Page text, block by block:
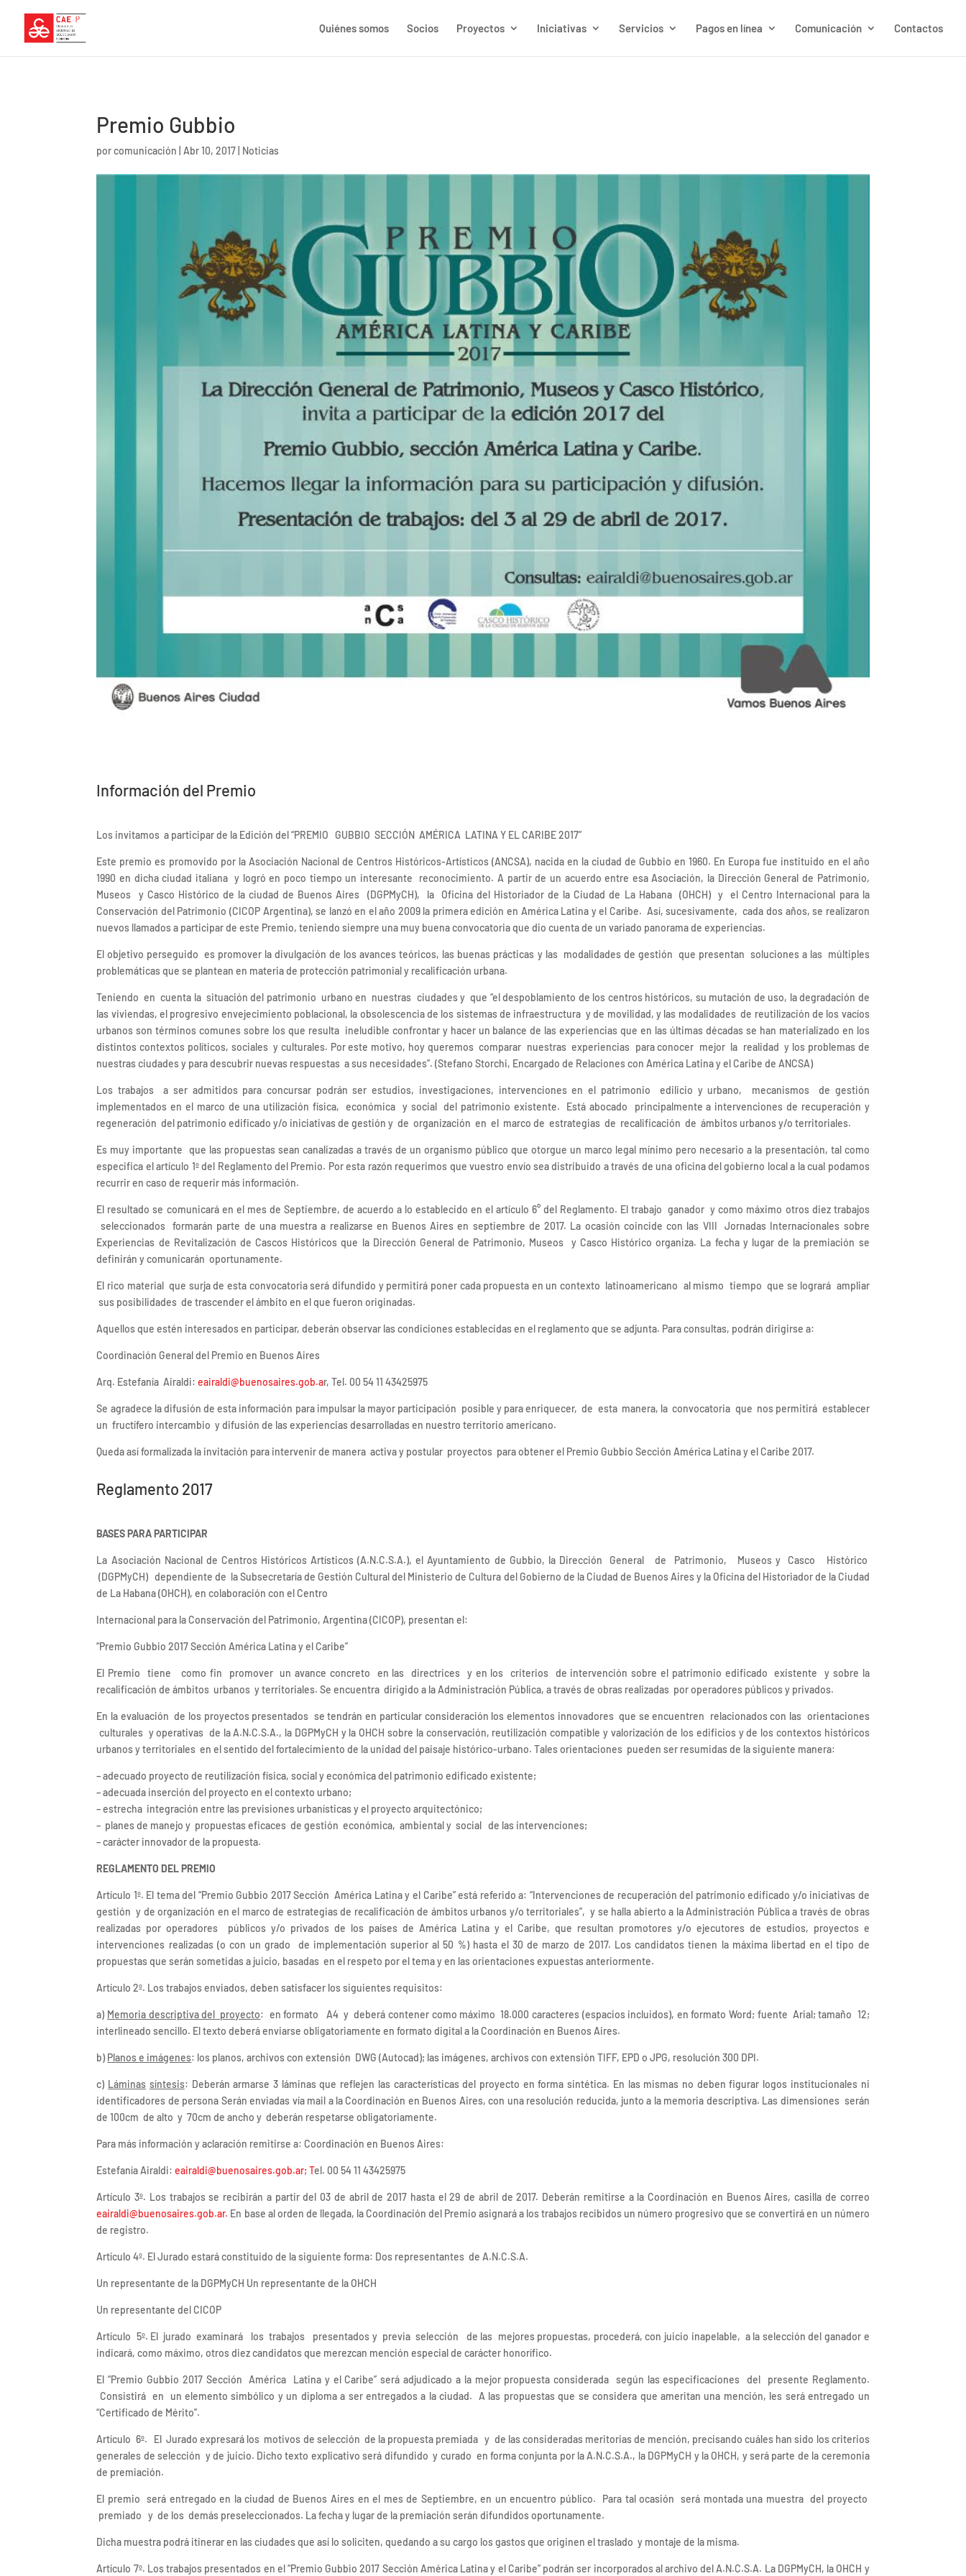
Quiénes somos Socios Proyectos Iniciativas Servicios Pagos en línea Comunicación Contactos
Premio Gubbio
porcomunicación |Abr 10, 2017 Noticias
Información del Premio
Los invitamos a participar de la Edición del “PREMIO GUBBIO SECCIÓN AMÉRICA LATINA Y EL CARIBE 2017”
Este premio es promovido por la Asociación Nacional de Centros Históricos-Artísticos (ANCSA), nacida en la ciudad de Gubbio en 1960. En Europa fue instituido en el año
1990 en dicha ciudad italiana y logró en poco tiempo un interesante reconocimiento. A partir de un acuerdo entre esa Asociación, la Dirección General de Patrimonio,
Museos y Casco Histórico de la ciudad de Buenos Aires (DGPMyCH), la Oficina del Historiador de la Ciudad de La Habana (OHCH) y el Centro Internacional para la
Conservación del Patrimonio (CICOP Argentina), se lanzó en el año 2009 la primera edición en América Latina y el Caribe. Así, sucesivamente, cada dos años, se realizaron
nuevos llamados a participar de este Premio, teniendo siempre una muy buena convocatoria que dio cuenta de un variado panorama de experiencias.
El objetivo perseguido es promover la divulgación de los avances teóricos, las buenas prácticas y las modalidades de gestión que presentan soluciones a las múltiples
problemáticas que se plantean en materia de protección patrimonial y recalificación urbana.
Teniendo en cuenta la situación del patrimonio urbano en nuestras ciudades y que “el despoblamiento de los centros históricos, su mutación de uso, la degradación de
las viviendas, el progresivo envejecimiento poblacional, la obsolescencia de los sistemas de infraestructura y de movilidad, y las modalidades de reutilización de los vacíos
urbanos son términos comunes sobre los que resulta ineludible confrontar y hacer un balance de las experiencias que en las últimas décadas se han materializado en los
distintos contextos políticos, sociales y culturales. Por este motivo, hoy queremos comparar nuestras experiencias para conocer mejor la realidad y los problemas de
nuestras ciudades y para descubrir nuevas respuestas a sus necesidades”. (Stefano Storchi, Encargado de Relaciones con América Latina y el Caribe de ANCSA)
Los trabajos a ser admitidos para concursar podrán ser estudios, investigaciones, intervenciones en el patrimonio edilicio y urbano, mecanismos de gestión
implementados en el marco de una utilización física, económica y social del patrimonio existente. Está abocado principalmente a intervenciones de recuperación y
regeneración del patrimonio edificado y/o iniciativas de gestión y de organización en el marco de estrategias de recalificación de ámbitos urbanos y/o territoriales.
Es muy importante que las propuestas sean canalizadas a través de un organismo público que otorgue un marco legal mínimo pero necesario a la presentación, tal como
especifica el artículo 1º del Reglamento del Premio. Por esta razón requerimos que vuestro envío sea distribuido a través de una oficina del gobierno local a la cual podamos
recurrir en caso de requerir más información.
El resultado se comunicará en el mes de Septiembre, de acuerdo a lo establecido en el artículo 6° del Reglamento. El trabajo ganador y como máximo otros diez trabajos
seleccionados formarán parte de una muestra a realizarse en Buenos Aires en septiembre de 2017. La ocasión coincide con las VIII Jornadas Internacionales sobre
Experiencias de Revitalización de Cascos Históricos que la Dirección General de Patrimonio, Museos y Casco Histórico organiza. La fecha y lugar de la premiación se
definirán y comunicarán oportunamente.
El rico material que surja de esta convocatoria será difundido y permitirá poner cada propuesta en un contexto latinoamericano al mismo tiempo que se logrará ampliar
sus posibilidades de trascender el ámbito en el que fueron originadas.
Aquellos que estén interesados en participar, deberán observar las condiciones establecidas en el reglamento que se adjunta. Para consultas, podrán dirigirse a:
Coordinación General del Premio en Buenos Aires
Arq. Estefanía Airaldi:eairaldi@buenosaires.gob.ar, Tel. 00 54 11 43425975
Se agradece la difusión de esta información para impulsar la mayor participación posible y para enriquecer, de esta manera, la convocatoria que nos permitirá establecer
un fructífero intercambio y difusión de las experiencias desarrolladas en nuestro territorio americano.
Queda así formalizada la invitación para intervenir de manera activa y postular proyectos para obtener el Premio Gubbio Sección América Latina y el Caribe 2017.
Reglamento 2017
BASES PARA PARTICIPAR
La Asociación Nacional de Centros Históricos Artísticos (A.N.C.S.A.), el Ayuntamiento de Gubbio, la Dirección General de Patrimonio, Museos y Casco Histórico
(DGPMyCH) dependiente de la Subsecretaría de Gestión Cultural del Ministerio de Cultura del Gobierno de la Ciudad de Buenos Aires y la Oficina del Historiador de la Ciudad
de La Habana (OHCH), en colaboración con el Centro
Internacional para la Conservación del Patrimonio, Argentina (CICOP), presentan el:
“Premio Gubbio 2017 Sección América Latina y el Caribe”
El Premio tiene como fin promover un avance concreto en las directrices y en los criterios de intervención sobre el patrimonio edificado existente y sobre la
recalificación de ámbitos urbanos y territoriales. Se encuentra dirigido a la Administración Pública, a través de obras realizadas por operadores públicos y privados.
En la evaluación de los proyectos presentados se tendrán en particular consideración los elementos innovadores que se encuentren relacionados con las orientaciones
culturales y operativas de la A.N.C.S.A., la DGPMyCH y la OHCH sobre la conservación, reutilización compatible y valorización de los edificios y de los contextos históricos
urbanos y territoriales en el sentido del fortalecimiento de la unidad del paisaje histórico-urbano. Tales orientaciones pueden ser resumidas de la siguiente manera:
– adecuado proyecto de reutilización física, social y económica del patrimonio edificado existente;
– adecuada inserción del proyecto en el contexto urbano;
– estrecha integración entre las previsiones urbanísticas y el proyecto arquitectónico;
– planes de manejo y propuestas eficaces de gestión económica, ambiental y social de las intervenciones;
– carácter innovador de la propuesta.
REGLAMENTO DEL PREMIO
Artículo 1º. El tema del “Premio Gubbio 2017 Sección América Latina y el Caribe” está referido a: “Intervenciones de recuperación del patrimonio edificado y/o iniciativas de
gestión y de organización en el marco de estrategias de recalificación de ámbitos urbanos y/o territoriales”, y se halla abierto a la Administración Pública a través de obras
realizadas por operadores públicos y/o privados de los países de América Latina y el Caribe, que resultan promotores y/o ejecutores de estudios, proyectos e
intervenciones realizadas (o con un grado de implementación superior al 50 %) hasta el 30 de marzo de 2017. Los candidatos tienen la máxima libertad en el tipo de
propuestas que serán sometidas a juicio, basadas en el respeto por el tema y en las orientaciones expuestas anteriormente.
Artículo 2º. Los trabajos enviados, deben satisfacer los siguientes requisitos:
a) Memoria descriptiva del proyecto: en formato A4 y deberá contener como máximo 18.000 caracteres (espacios incluidos), en formato Word; fuente Arial; tamaño 12;
interlineado sencillo. El texto deberá enviarse obligatoriamente en formato digital a la Coordinación en Buenos Aires.
b) Planose imágenes: los planos, archivos con extensión DWG (Autocad); las imágenes, archivos con extensión TIFF, EPD o JPG, resolución 300 DPI.
c) Láminas síntesis: Deberán armarse 3 láminas que reflejen las características del proyecto en forma sintética. En las mismas no deben figurar logos institucionales ni
identificadores de persona Serán enviadas vía mail a la Coordinación en Buenos Aires, con una resolución reducida, junto a la memoria descriptiva. Las dimensiones serán
de 100cm de alto y 70cm de ancho y deberán respetarse obligatoriamente.
Para más información y aclaración remitirse a: Coordinación en Buenos Aires:
Estefanía Airaldi:eairaldi@buenosaires.gob.ar; Tel. 00 54 11 43425975
Artículo 3º. Los trabajos se recibirán a partir del 03 de abril de 2017 hasta el 29 de abril de 2017. Deberán remitirse a la Coordinación en Buenos Aires, casilla de correo
eairaldi@buenosaires.gob.ar. En base al orden de llegada, la Coordinación del Premio asignará a los trabajos recibidos un número progresivo que se convertirá en un número
de registro.
Artículo 4º. El Jurado estará constituido de la siguiente forma: Dos representantes de A.N.C.S.A.
Un representante de la DGPMyCH Un representante de la OHCH
Un representante del CICOP
Artículo 5º. El jurado examinará los trabajos presentados y previa selección de las mejores propuestas, procederá, con juicio inapelable, a la selección del ganador e
indicará, como máximo, otros diez candidatos que merezcan mención especial de carácter honorífico.
El “Premio Gubbio 2017 Sección América Latina y el Caribe” será adjudicado a la mejor propuesta considerada según las especificaciones del presente Reglamento.
Consistirá en un elemento simbólico y un diploma a ser entregados a la ciudad. A las propuestas que se considera que ameritan una mención, les será entregado un
“Certificado de Mérito”.
Artículo 6º. El Jurado expresará los motivos de selección de la propuesta premiada y de las consideradas meritorias de mención, precisando cuáles han sido los criterios
generales de selección y de juicio. Dicho texto explicativo será difundido y curado en forma conjunta por la A.N.C.S.A., la DGPMyCH y la OHCH, y será parte de la ceremonia
de premiación.
El premio será entregado en la ciudad de Buenos Aires en el mes de Septiembre, en un encuentro público. Para tal ocasión será montada una muestra del proyecto
premiado y de los demás preseleccionados. La fecha y lugar de la premiación serán difundidos oportunamente.
Dicha muestra podrá itinerar en las ciudades que así lo soliciten, quedando a su cargo los gastos que originen el traslado y montaje de la misma.
Artículo 7º. Los trabajos presentados en el “Premio Gubbio 2017 Sección América Latina y el Caribe” podrán ser incorporados al archivo del A.N.C.S.A. La DGPMyCH, la OHCH y